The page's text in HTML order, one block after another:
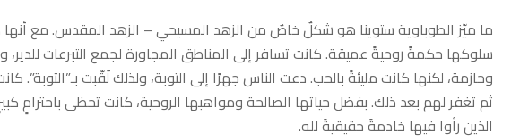
ما ميّز الطوباوية ستوينا هو شكلٌ خاصٌ من الزهد المسيحي – الزهد المقدس. مع أنها
سلوكها حكمةً روحيةً عميقة. كانت تسافر إلى المناطق المجاورة لجمع التبرعات للدير،
وحازمة، لكنها كانت مليئةً بالحب. دعت الناس جهرًا إلى التوبة، ولذلك لُقّبت بـ”التوبة”.
ثم تغفر لهم بعد ذلك. بفضل حياتها الصالحة ومواهبها الروحية، كانت تحظى باحترامٍ
الذين رأوا فيها خادمةً حقيقيةً لله.